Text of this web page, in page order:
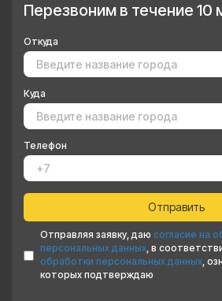
Перезвоним в течение 10
Откуда
Куда
Телефон
Отправляя заявку, даю согласие на
персональных данных, в
обработки персональных данных,
которых подтверждаю